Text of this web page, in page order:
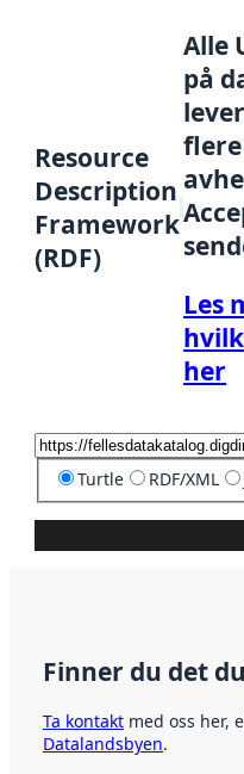
Resource
Description
Framework
(RDF)
Alle
på
Les
her
Turtle RDF/XML
Finner du det
Ta kontakt med oss her,
Datalandsbyen.